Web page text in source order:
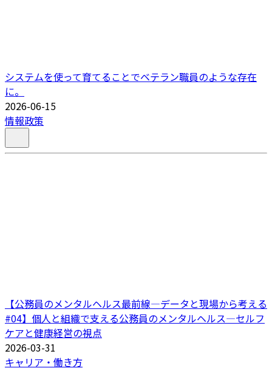
システムを使って育てることでベテラン職員のような存在
に。
2026-06-15
情報政策
【公務員のメンタルヘルス最前線―データと現場から考える
#04】個人と組織で支える公務員のメンタルヘルス―セルフ
ケアと健康経営の視点
2026-03-31
キャリア・働き方